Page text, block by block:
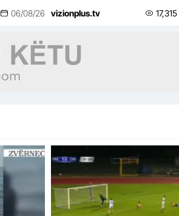
06/08/26
një fuçi me çimento
vizionplus.tv 17,315